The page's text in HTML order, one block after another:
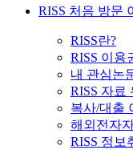
RISS 처음 방문
RISS란?
RISS 이용
내 관심논
RISS 자료
복사/대출
해외전자
RISS 정보